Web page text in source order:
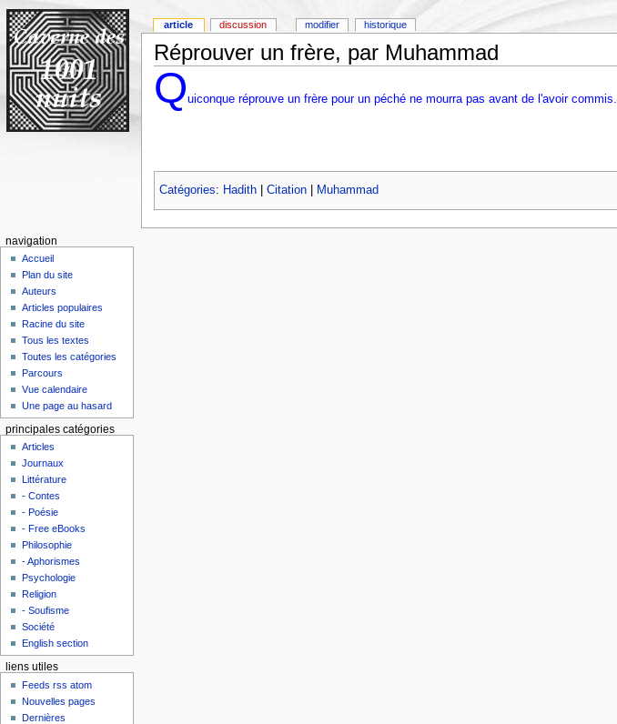
Réprouver un frère, par Muhammad
Quiconque réprouve un frère pour un péché ne mourra pas avant de l'avoir commis.
Catégories: Hadith| Citation| Muhammad
article discussion modifier historique
navigation
Accueil
Plan du site
Auteurs
Articles populaires
Racine du site
Tous les textes
Toutes les catégories
Parcours
Vue calendaire
Une page au hasard
principales catégories
Articles
Journaux
Littérature
- Contes
- Poésie
- Free eBooks
Philosophie
- Aphorismes
Psychologie
Religion
- Soufisme
Société
English section
liens utiles
Feeds rss atom
Nouvelles pages
Dernières